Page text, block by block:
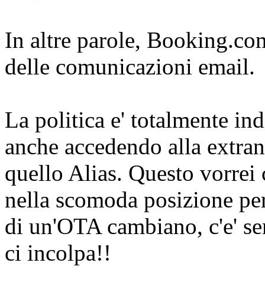
In altre parole,
delle comunicazioni email.
La politica e' totalmente
anche accedendo alla
quello Alias. Questo vorrei
nella scomoda posizione
di un'OTA cambiano, c'e'
ci incolpa!!